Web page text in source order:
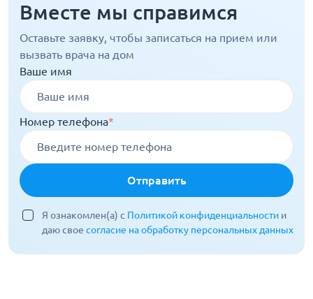
Вместе мы справимся
Оставьте заявку, чтобы записаться на прием или
вызвать врача на дом
Ваше имя
Номер телефона*
Отправить
Я ознакомлен(а) с Политикой конфиденциальности и
даю свое согласие на обработку персональных данных